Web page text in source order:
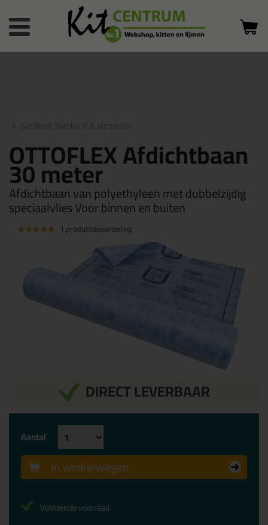
in winkelwagen
Bestelstatus
of inloggen
OTTOFLEX Afdichtbaan
30 meter
Afdichtbaan van polyethyleen met dubbelzijdig
speciaalvlies Voor binnen en buiten
1 productbeoordeling
DIRECT LEVERBAAR
Aantal
In winkelwagen
Voldoende voorraad